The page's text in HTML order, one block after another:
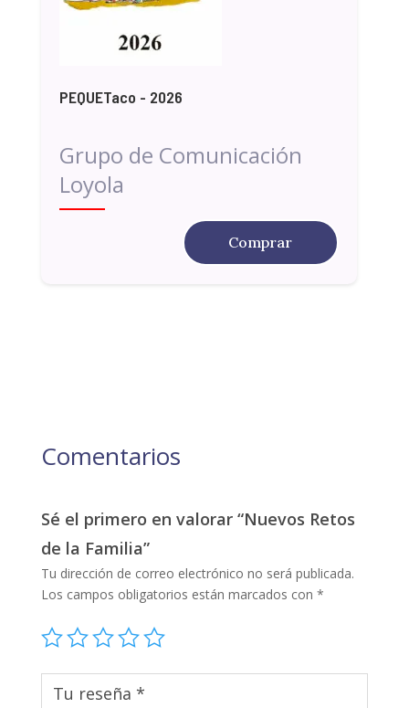
PEQUETaco - 2026
Grupo de Comunicación
Loyola
Comprar
Comentarios
Sé el primero en valorar “Nuevos Retos
de la Familia”
Tu dirección de correo electrónico no será publicada.
Los campos obligatorios están marcados con *